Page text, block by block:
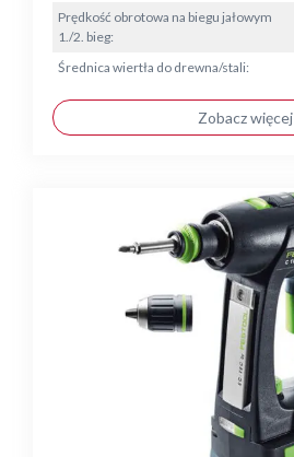
Prędkość obrotowa na biegu jałowym
1./2. bieg:
Średnica wiertła do drewna/stali:
Zobacz więcej